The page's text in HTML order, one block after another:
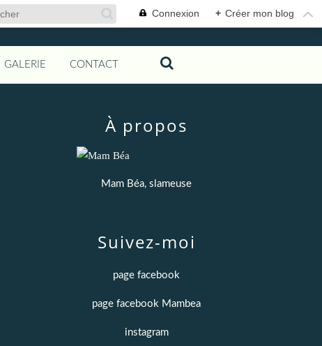
Connexion + Créer mon blog
GALERIE CONTACT
À propos
Mam Béa, slameuse
Suivez-moi
page facebook
page facebook Mambea
instagram